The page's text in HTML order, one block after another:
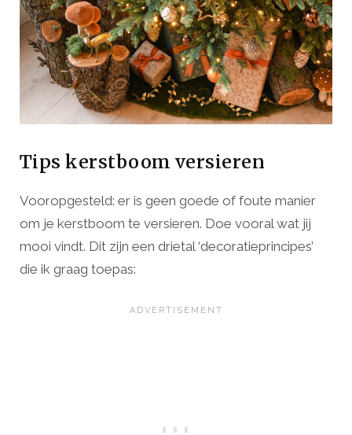
Tips kerstboom versieren
Vooropgesteld: er is geen goede of foute manier
om je kerstboom te versieren. Doe vooral wat jij
mooi vindt. Dit zijn een drietal ‘decoratieprincipes’
die ik graag toepas: